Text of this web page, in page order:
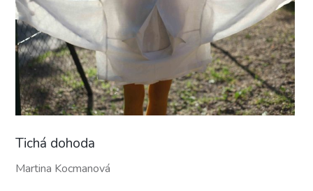
Tichá dohoda
Martina Kocmanová